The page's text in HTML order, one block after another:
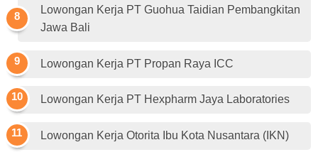
Lowongan Kerja PT Guohua Taidian Pembangkitan
Jawa Bali
Lowongan Kerja PT Propan Raya ICC
Lowongan Kerja PT Hexpharm Jaya Laboratories
Lowongan Kerja Otorita Ibu Kota Nusantara (IKN)